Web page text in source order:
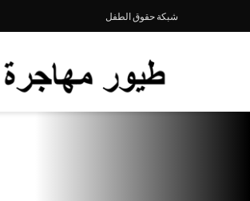
شبكة حقوق الطفل